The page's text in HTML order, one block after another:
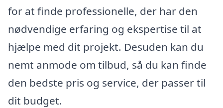
for at finde professionelle, der har den
nødvendige erfaring og ekspertise til at
hjælpe med dit projekt. Desuden kan du
nemt anmode om tilbud, så du kan finde
den bedste pris og service, der passer til
dit budget.